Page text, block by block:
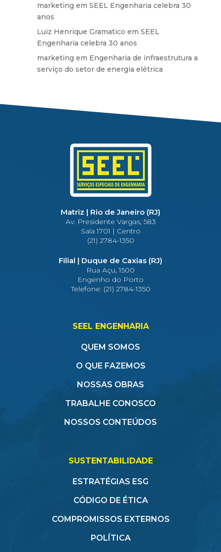
marketing em SEEL Engenharia celebra 30
anos
Luiz Henrique Gramatico em SEEL
Engenharia celebra 30 anos
marketing em Engenharia de infraestrutura a
serviço do setor de energia elétrica
Matriz | Rio de Janeiro (RJ)
Av. Presidente Vargas, 583
Sala 1701 | Centro
(21) 2784-1350
Filial | Duque de Caxias (RJ)
Rua Açu, 1500
Engenho do Porto
Telefone: (21) 2784-1350
SEEL ENGENHARIA
QUEM SOMOS
O QUE FAZEMOS
NOSSAS OBRAS
TRABALHE CONOSCO
NOSSOS CONTEÚDOS
SUSTENTABILIDADE
ESTRATÉGIAS ESG
CÓDIGO DE ÉTICA
COMPROMISSOS EXTERNOS
POLÍTICA